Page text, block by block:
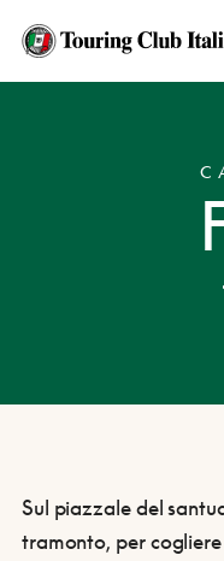
HOME
Sul piazzale del
tramonto, per